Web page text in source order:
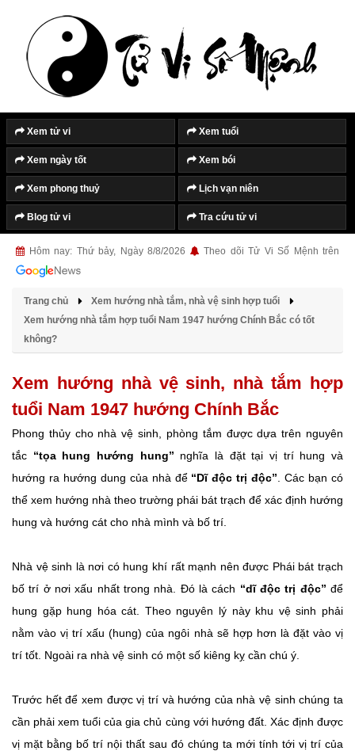
Xem tử vi Xem tuổi
Xem ngày tốt Xem bói
Xem phong thuỷ Lịch vạn niên
Blog tử vi Tra cứu tử vi
Hôm nay: Thứ bảy, Ngày 8/8/2026 Theo dõi Tử Vi Số Mệnh trên
Trang chủ
Xem hướng nhà tắm, nhà vệ sinh hợp tuổi
Xem hướng nhà tắm hợp tuổi Nam 1947 hướng Chính Bắc có tốt
không?
Xem hướng nhà vệ sinh, nhà tắm hợp
tuổi Nam 1947 hướng Chính Bắc
Phong thủy cho nhà vệ sinh, phòng tắm được dựa trên nguyên
tắc “tọa hung hướng hung” nghĩa là đặt tại vị trí hung và
hướng ra hướng dung của nhà để “Dĩ độc trị độc” . Các bạn có
thể xem hướng nhà theo trường phái bát trạch để xác định hướng
hung và hướng cát cho nhà mình và bố trí.
Nhà vệ sinh là nơi có hung khí rất mạnh nên được Phái bát trạch
bố trí ở nơi xấu nhất trong nhà. Đó là cách “dĩ độc trị độc” để
hung gặp hung hóa cát. Theo nguyên lý này khu vệ sinh phải
nằm vào vị trí xấu (hung) của ngôi nhà sẽ hợp hơn là đặt vào vị
trí tốt. Ngoài ra nhà vệ sinh có một số kiêng kỵ cần chú ý.
Trước hết để xem được vị trí và hướng của nhà vệ sinh chúng ta
cần phải xem tuổi của gia chủ cùng với hướng đất. Xác định được
vị mặt bằng bố trí nội thất sau đó chúng ta mới tính tới vị trí của